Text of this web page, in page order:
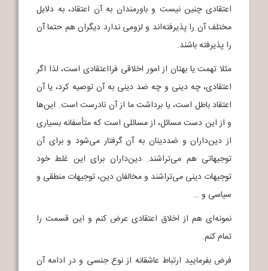
اعتقادی چنین نیست و باورمندان به آن اعتقاد، به دلایل
مختلف آن را پذیرفته‌اند و لزومی ندارد دیگران هم حتما آن
را پذیرفته باشند.
مثلا تهمت یا بهتان از امور اخلاقی فرااعتقادی است، لذا اگر
اعتقادی، چه دینی و چه ضد دینی به آن توصیه کرد، یا آن
اعتقاد باطل است، یا برداشت ما از آن نادرست است. این‌ها
و از این دست مسائل، از مسائلی است که متأسفانه بسیاری
از دین‌داران و ضددینان به آن گرفتار می‌شود و برای آن
توجیهاتی هم می‌تراشند. دین‌داران برای این غلط خود
توجیهات دینی می‌تراشند و مخالفان دین، توجیهات منطقی و
سیاسی و …
نمونه‌ای هم از اخلاق اعتقادی عرض کنم و این قسمت را
تمام کنم.
فرض بفرمایید ارتباط عاشقانه از نوع جنسی و در ادامه آن